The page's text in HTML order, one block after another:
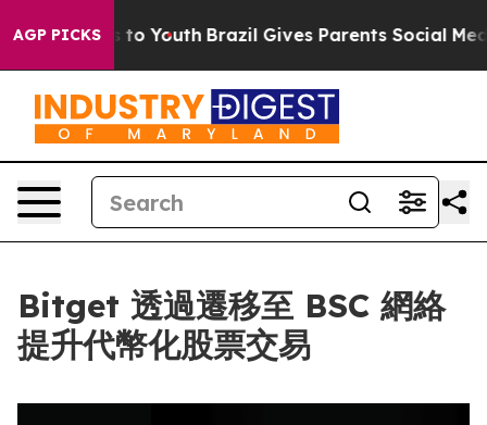
AGP PICKS
Harms to Youth Brazil Gives Parents Social Media
Bitget 透過遷移至 BSC 網絡
提升代幣化股票交易